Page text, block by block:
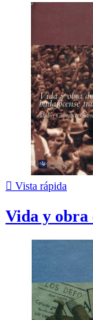
 Vista rápida
Vida y obra